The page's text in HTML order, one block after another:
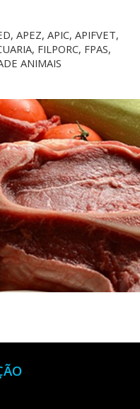
APEZ, APIC, APIFVET,
FILPORC, FPAS,
ANIMAIS